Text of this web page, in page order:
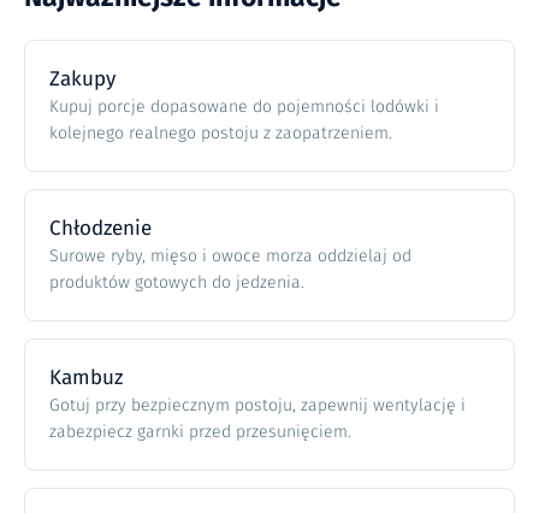
Zakupy
Kupuj porcje dopasowane do pojemności lodówki i
kolejnego realnego postoju z zaopatrzeniem.
Chłodzenie
Surowe ryby, mięso i owoce morza oddzielaj od
produktów gotowych do jedzenia.
Kambuz
Gotuj przy bezpiecznym postoju, zapewnij wentylację i
zabezpiecz garnki przed przesunięciem.